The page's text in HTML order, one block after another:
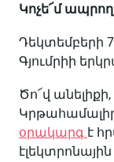
Կոչե՜մ
Դեկտեմբերի
Գյումրիի
Ծո՜վ
օրակարգ է